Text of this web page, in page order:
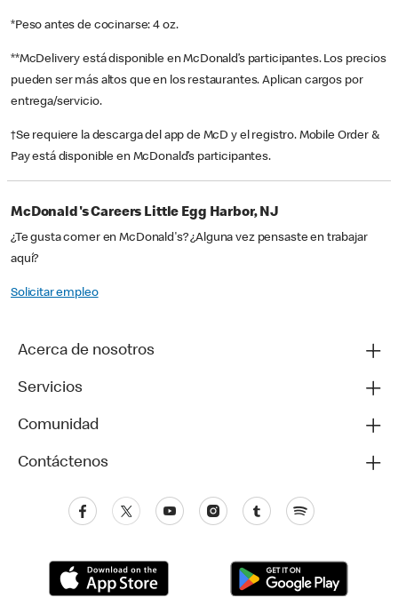
*Peso antes de cocinarse: 4 oz.
**McDelivery está disponible en McDonald’s participantes. Los precios
pueden ser más altos que en los restaurantes. Aplican cargos por
entrega/servicio.
†Se requiere la descarga del app de McD y el registro. Mobile Order &
Pay está disponible en McDonald’s participantes.
McDonald's Careers Little Egg Harbor, NJ
¿Te gusta comer en McDonald's? ¿Alguna vez pensaste en trabajar
aquí?
Solicitar empleo
Acerca de nosotros
Servicios
Comunidad
Contáctenos